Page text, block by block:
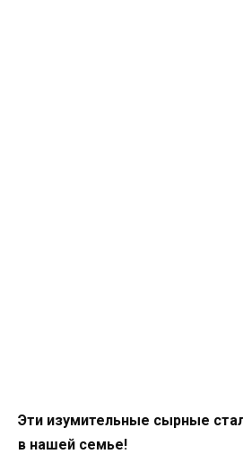
Эти изумительные сырные
в нашей семье!